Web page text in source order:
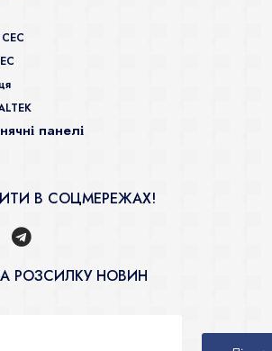
СЕС
панелі
В СОЦМЕРЕЖАХ!
РОЗСИЛКУ НОВИН